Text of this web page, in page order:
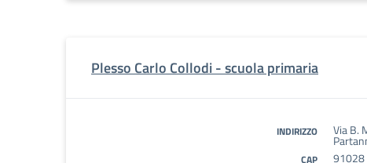
Plesso Carlo Collodi - scuola primaria
INDIRIZZO Via B.
CAP 91028